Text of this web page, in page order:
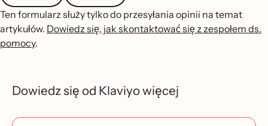
Ten formularz służy tylko do przesyłania opinii na temat
artykułów. Dowiedz się, jak skontaktować się z zespołem ds.
pomocy.
Dowiedz się od Klaviyo więcej